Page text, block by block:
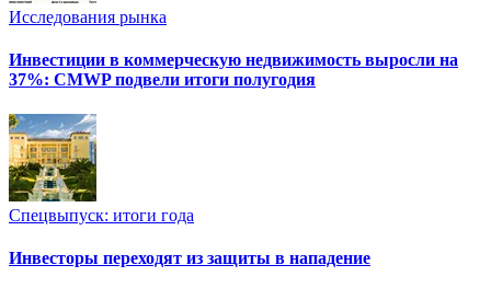
Исследования рынка
Инвестиции в коммерческую недвижимость выросли на
37%: CMWP подвели итоги полугодия
Спецвыпуск: итоги года
Инвесторы переходят из защиты в нападение